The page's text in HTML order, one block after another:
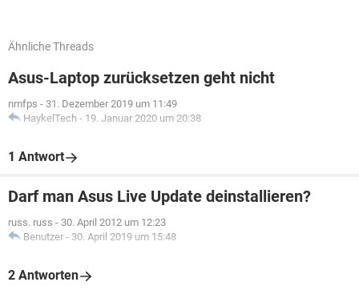
Ähnliche Threads
Asus-Laptop zurücksetzen geht nicht
nmfps - 31. Dezember 2019 um 11:49
HaykelTech - 19. Januar 2020 um 20:38
1 Antwort
Darf man Asus Live Update deinstallieren?
russ. russ - 30. April 2012 um 12:23
Benutzer - 30. April 2019 um 15:48
2 Antworten